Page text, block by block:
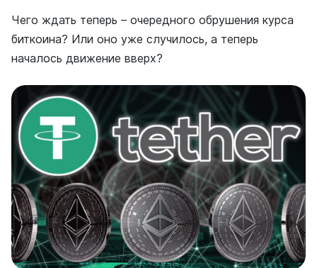
Чего ждать теперь – очередного обрушения курса
биткоина? Или оно уже случилось, а теперь
началось движение вверх?